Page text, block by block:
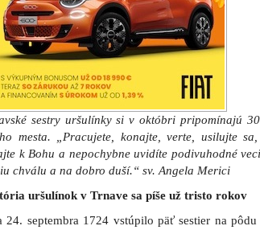
sestry uršulínky si v októbri pripomínajú
mesta. „Pracujete, konajte, verte, usilujte
k Bohu a nepochybne uvidíte podivuhodné
chválu a na dobro duší.“ sv. Angela Merici
uršulínok v Trnave sa píše už tristo rokov
24. septembra 1724 vstúpilo päť sestier na